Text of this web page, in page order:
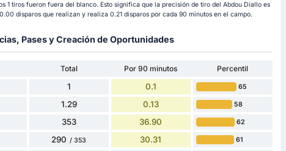
1 tiros fueron fuera del blanco. Esto significa que la precisión de tiro del Abdou Diallo es
disparos que realizan y realiza 0.21 disparos por cada 90 minutos en el campo.
Pases y Creación de Oportunidades
Total Por 90 minutos
Percentil
1 0.1 65
1.29 0.13 58
353 36.90 62
290 / 353 30.31 61